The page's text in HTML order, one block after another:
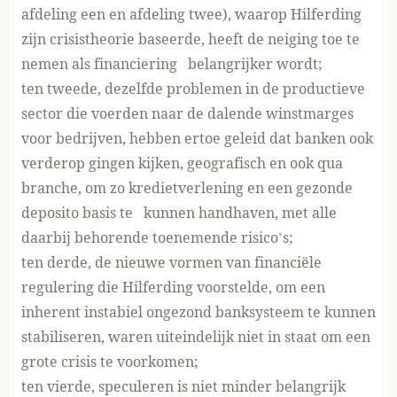
afdeling een en afdeling twee), waarop Hilferding
zijn crisistheorie baseerde, heeft de neiging toe te
nemen als financiering belangrijker wordt;
ten tweede, dezelfde problemen in de productieve
sector die voerden naar de dalende winstmarges
voor bedrijven, hebben ertoe geleid dat banken ook
verderop gingen kijken, geografisch en ook qua
branche, om zo kredietverlening en een gezonde
deposito basis te kunnen handhaven, met alle
daarbij behorende toenemende risico’s;
ten derde, de nieuwe vormen van financiële
regulering die Hilferding voorstelde, om een
inherent instabiel ongezond banksysteem te kunnen
stabiliseren, waren uiteindelijk niet in staat om een
grote crisis te voorkomen;
ten vierde, speculeren is niet minder belangrijk